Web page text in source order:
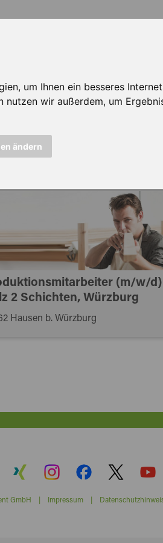
um Ihnen ein besseres
wir außerdem, um
ändernverfügbar ...
(m/w/d)
2 Schichten, Würzburg
Hausen b. Würzburg
GmbH | Impressum|